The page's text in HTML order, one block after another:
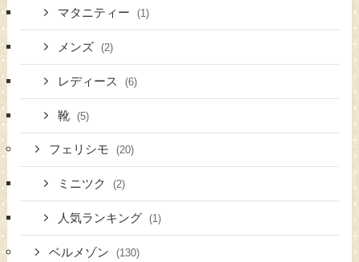
マタニティー (1)
メンズ (2)
レディース (6)
靴 (5)
フェリシモ (20)
ミニツク (2)
人気ランキング (1)
ベルメゾン (130)